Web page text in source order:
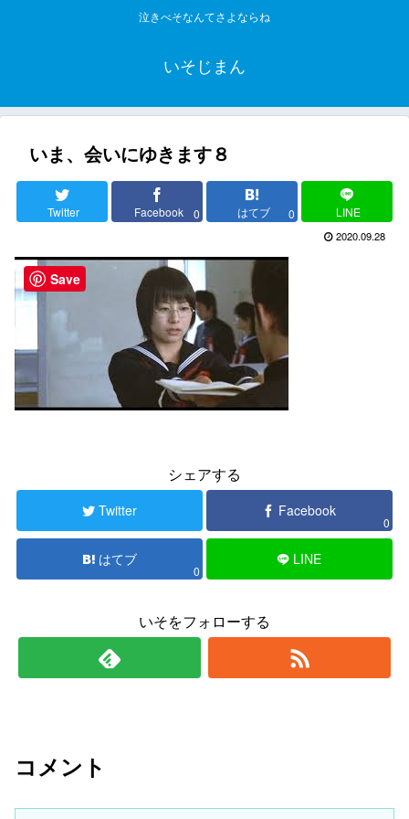
泣きべそなんてさよならね
いそじまん
いま、会いにゆきます８
Twitter Facebook 0 はてブ 0 LINE
2020.09.28
シェアする
Twitter Facebook
0
はてブ
0
LINE
いそをフォローする
コメント
Save